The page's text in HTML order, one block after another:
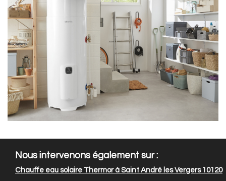
Nous intervenons également sur :
Chauffe eau solaire Thermor à Saint André les Vergers 10120